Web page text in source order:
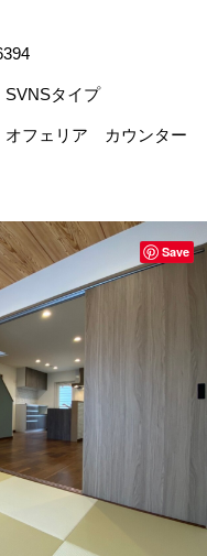
タイプ
フェリア カウンター
Save